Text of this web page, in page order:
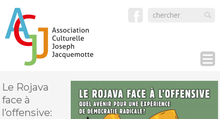
Le Rojava
face à
l’offensive: